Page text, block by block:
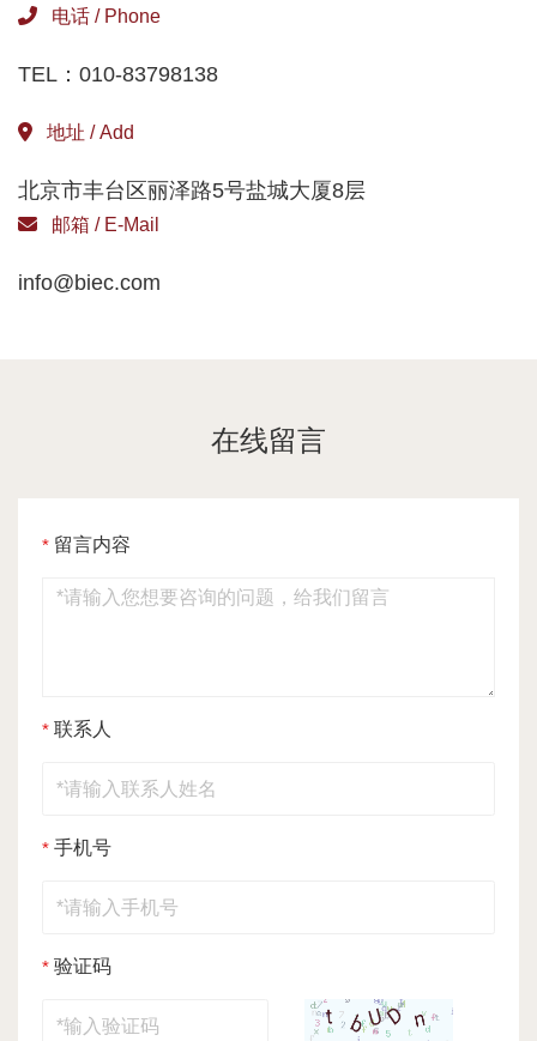
电话 / Phone
TEL：010-83798138
地址 / Add
北京市丰台区丽泽路5号盐城大厦8层
邮箱 / E-Mail
info@biec.com
在线留言
留言内容
联系人
手机号
验证码